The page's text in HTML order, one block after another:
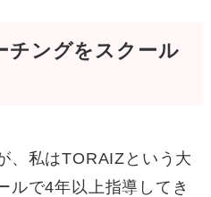
チングをスクール
、私はTORAIZという大
ルで4年以上指導してき